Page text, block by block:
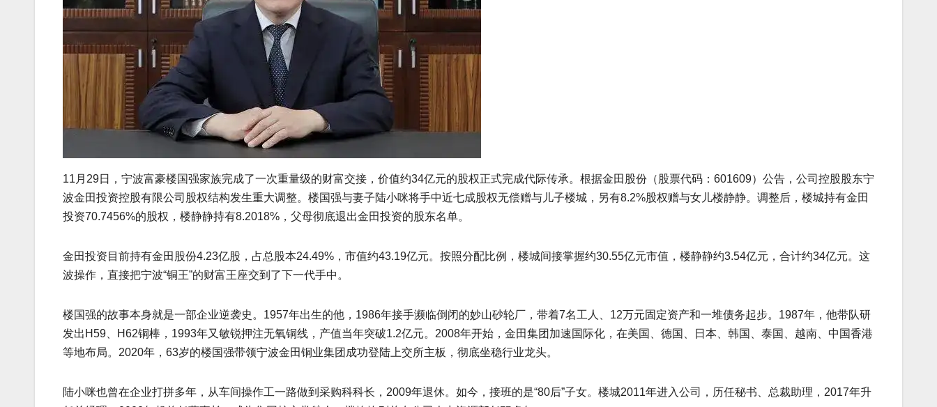
11月29日，宁波富豪楼国强家族完成了一次重量级的财富交接，价值约34亿元的股权正式完成代际传承。根据金田股份（股票代码：601609）公告，公司控股股东宁
波金田投资控股有限公司股权结构发生重大调整。楼国强与妻子陆小咪将手中近七成股权无偿赠与儿子楼城，另有8.2%股权赠与女儿楼静静。调整后，楼城持有金田
投资70.7456%的股权，楼静静持有8.2018%，父母彻底退出金田投资的股东名单。
金田投资目前持有金田股份4.23亿股，占总股本24.49%，市值约43.19亿元。按照分配比例，楼城间接掌握约30.55亿元市值，楼静静约3.54亿元，合计约34亿元。这
波操作，直接把宁波“铜王”的财富王座交到了下一代手中。
楼国强的故事本身就是一部企业逆袭史。1957年出生的他，1986年接手濒临倒闭的妙山砂轮厂，带着7名工人、12万元固定资产和一堆债务起步。1987年，他带队研
发出H59、H62铜棒，1993年又敏锐押注无氧铜线，产值当年突破1.2亿元。2008年开始，金田集团加速国际化，在美国、德国、日本、韩国、泰国、越南、中国香港
等地布局。2020年，63岁的楼国强带领宁波金田铜业集团成功登陆上交所主板，彻底坐稳行业龙头。
陆小咪也曾在企业打拼多年，从车间操作工一路做到采购科科长，2009年退休。如今，接班的是“80后”子女。楼城2011年进入公司，历任秘书、总裁助理，2017年升